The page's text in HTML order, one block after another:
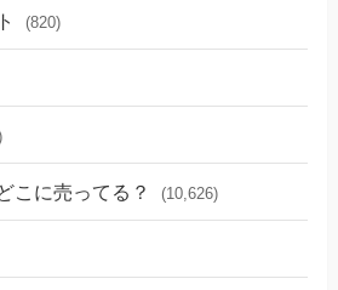
(820)
こに売ってる？ (10,626)